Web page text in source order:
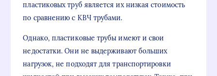
пластиковых труб является их низкая стоимость
по сравнению с КВЧ трубами.
Однако, пластиковые трубы имеют и свои
недостатки. Они не выдерживают больших
нагрузок, не подходят для транспортировки